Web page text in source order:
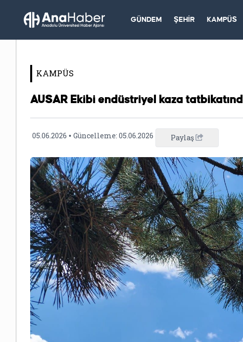
GÜNDEM ŞEHİR KAMPÜS
KAMPÜS
AUSAR Ekibi endüstriyel kaza
05.06.2026 • Güncelleme: 05.06.2026 Paylaş